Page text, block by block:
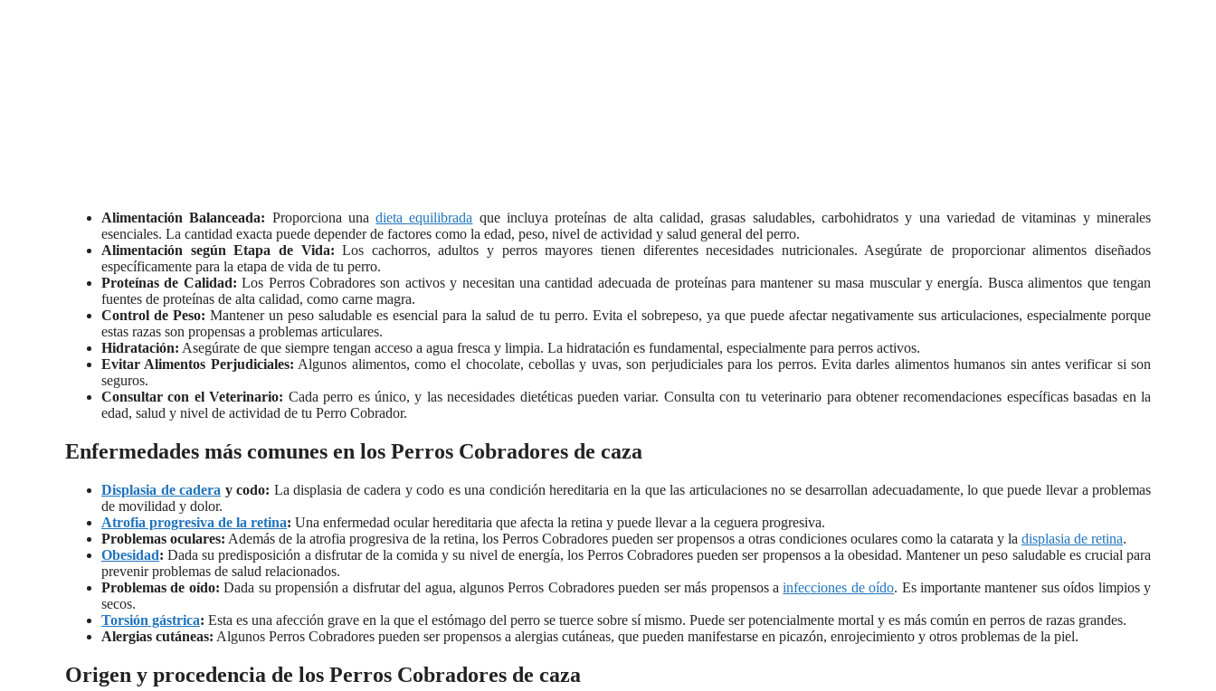
Alimentación Balanceada: Proporciona unadieta equilibrada que incluya proteínas de alta calidad, grasas saludables, carbohidratos y una variedad de vitaminas y minerales
esenciales. La cantidad exacta puede depender de factores como la edad, peso, nivel de actividad y salud general del perro.
Alimentación según Etapa de Vida: Los cachorros, adultos y perros mayores tienen diferentes necesidades nutricionales. Asegúrate de proporcionar alimentos diseñados
específicamente para la etapa de vida de tu perro.
Proteínas de Calidad: Los Perros Cobradores son activos y necesitan una cantidad adecuada de proteínas para mantener su masa muscular y energía. Busca alimentos que tengan
fuentes de proteínas de alta calidad, como carne magra.
Control de Peso: Mantener un peso saludable es esencial para la salud de tu perro. Evita el sobrepeso, ya que puede afectar negativamente sus articulaciones, especialmente porque
estas razas son propensas a problemas articulares.
Hidratación: Asegúrate de que siempre tengan acceso a agua fresca y limpia. La hidratación es fundamental, especialmente para perros activos.
Evitar Alimentos Perjudiciales: Algunos alimentos, como el chocolate, cebollas y uvas, son perjudiciales para los perros. Evita darles alimentos humanos sin antes verificar si son
seguros.
Consultar con el Veterinario: Cada perro es único, y las necesidades dietéticas pueden variar. Consulta con tu veterinario para obtener recomendaciones específicas basadas en la
edad, salud y nivel de actividad de tu Perro Cobrador.
Enfermedades más comunes en los Perros Cobradores de caza
Displasia de cadera y codo: La displasia de cadera y codo es una condición hereditaria en la que las articulaciones no se desarrollan adecuadamente, lo que puede llevar a problemas
de movilidad y dolor.
Atrofia progresiva de la retina: Una enfermedad ocular hereditaria que afecta la retina y puede llevar a la ceguera progresiva.
Problemas oculares: Además de la atrofia progresiva de la retina, los Perros Cobradores pueden ser propensos a otras condiciones oculares como la catarata y la displasia de retina.
Obesidad: Dada su predisposición a disfrutar de la comida y su nivel de energía, los Perros Cobradores pueden ser propensos a la obesidad. Mantener un peso saludable es crucial para
prevenir problemas de salud relacionados.
Problemas de oído: Dada su propensión a disfrutar del agua, algunos Perros Cobradores pueden ser más propensos ainfecciones de oído. Es importante mantener sus oídos limpios y
secos.
Torsión gástrica: Esta es una afección grave en la que el estómago del perro se tuerce sobre sí mismo. Puede ser potencialmente mortal y es más común en perros de razas grandes.
Alergias cutáneas: Algunos Perros Cobradores pueden ser propensos a alergias cutáneas, que pueden manifestarse en picazón, enrojecimiento y otros problemas de la piel.
Origen y procedencia de los Perros Cobradores de caza